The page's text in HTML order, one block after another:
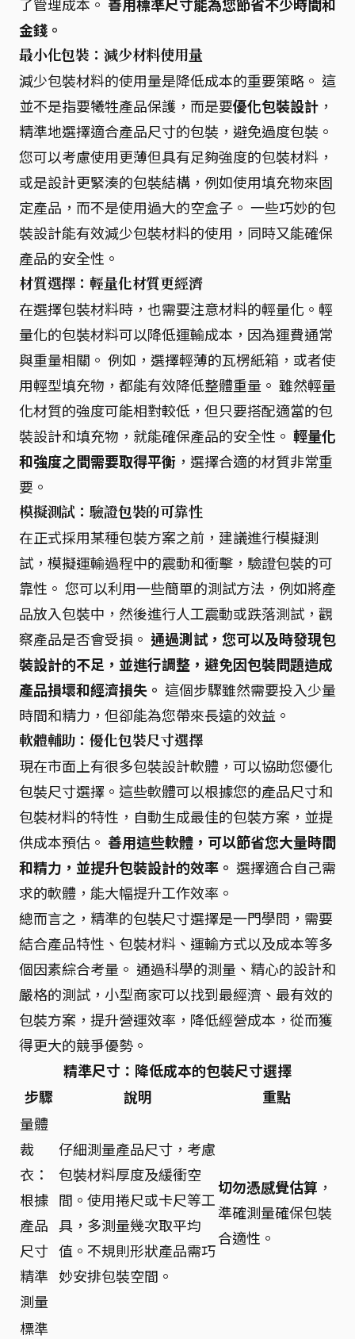
金錢。
最小化包裝：減少材料使用量
減少包裝材料的使用量是降低成本的重要策略。 這
並不是指要犧牲產品保護，而是要優化包裝設計 ，
精準地選擇適合產品尺寸的包裝，避免過度包裝。
您可以考慮使用更薄但具有足夠強度的包裝材料，
或是設計更緊湊的包裝結構，例如使用填充物來固
定產品，而不是使用過大的空盒子。 一些巧妙的包
裝設計能有效減少包裝材料的使用，同時又能確保
產品的安全性。
材質選擇：輕量化材質更經濟
在選擇包裝材料時，也需要注意材料的輕量化。輕
量化的包裝材料可以降低運輸成本，因為運費通常
與重量相關。 例如，選擇輕薄的瓦楞紙箱，或者使
用輕型填充物，都能有效降低整體重量。 雖然輕量
化材質的強度可能相對較低，但只要搭配適當的包
裝設計和填充物，就能確保產品的安全性。 輕量化
和強度之間需要取得平衡 ，選擇合適的材質非常重
要。
模擬測試：驗證包裝的可靠性
在正式採用某種包裝方案之前，建議進行模擬測
試，模擬運輸過程中的震動和衝擊，驗證包裝的可
靠性。 您可以利用一些簡單的測試方法，例如將產
品放入包裝中，然後進行人工震動或跌落測試，觀
察產品是否會受損。 通過測試，您可以及時發現包
裝設計的不足，並進行調整，避免因包裝問題造成
產品損壞和經濟損失。 這個步驟雖然需要投入少量
時間和精力，但卻能為您帶來長遠的效益。
軟體輔助：優化包裝尺寸選擇
現在市面上有很多包裝設計軟體，可以協助您優化
包裝尺寸選擇。這些軟體可以根據您的產品尺寸和
包裝材料的特性，自動生成最佳的包裝方案，並提
供成本預估。 善用這些軟體，可以節省您大量時間
和精力，並提升包裝設計的效率。 選擇適合自己需
求的軟體，能大幅提升工作效率。
總而言之，精準的包裝尺寸選擇是一門學問，需要
結合產品特性、包裝材料、運輸方式以及成本等多
個因素綜合考量。 通過科學的測量、精心的設計和
嚴格的測試，小型商家可以找到最經濟、最有效的
包裝方案，提升營運效率，降低經營成本，從而獲
得更大的競爭優勢。
精準尺寸：降低成本的包裝尺寸選擇
步驟
說明
重點
量體
裁
衣：
根據
產品
尺寸
精準
測量
仔細測量產品尺寸，考慮
包裝材料厚度及緩衝空
間。使用捲尺或卡尺等工
具，多測量幾次取平均
值。不規則形狀產品需巧
妙安排包裝空間。
切勿憑感覺估算 ，
準確測量確保包裝
合適性。
標準